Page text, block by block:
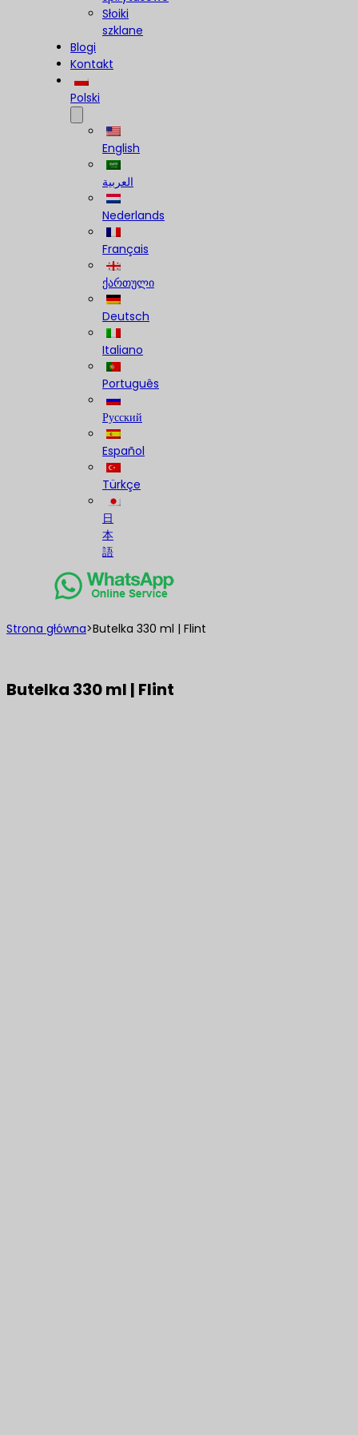
Słoiki
szklane
Blogi
Kontakt
Polski
English
العربية
Nederlands
Français
ქართული
Deutsch
Italiano
Português
Русский
Español
Türkçe
日
本
語
Strona główna>Butelka 330 ml | Flint
Butelka 330 ml | Flint